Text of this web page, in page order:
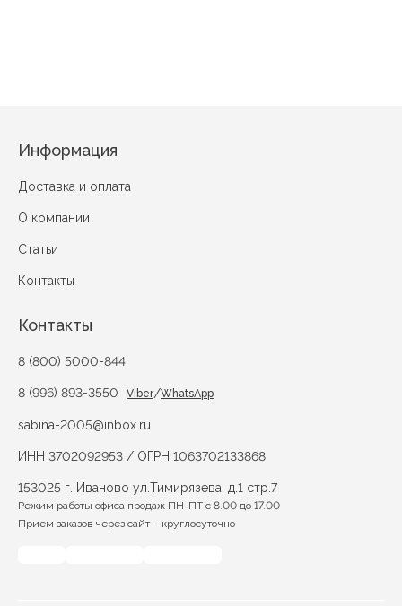
Информация
Доставка и оплата
О компании
Статьи
Контакты
Контакты
8 (800) 5000-844
8 (996) 893-3550 Viber/WhatsApp
sabina-2005@inbox.ru
ИНН 3702092953 / ОГРН 1063702133868
153025 г. Иваново ул.Тимирязева, д.1 стр.7
Режим работы офиса продаж ПН-ПТ с 8.00 до 17.00
Прием заказов через сайт – круглосуточно